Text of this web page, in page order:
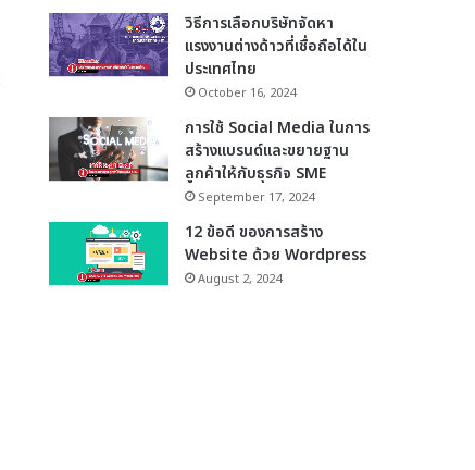
วิธีการเลือกบริษัทจัดหา
แรงงานต่างด้าวที่เชื่อถือได้ใน
ประเทศไทย
October 16, 2024
การใช้ Social Media ในการ
สร้างแบรนด์และขยายฐาน
ลูกค้าให้กับธุรกิจ SME
September 17, 2024
12 ข้อดี ของการสร้าง
Website ด้วย Wordpress
August 2, 2024